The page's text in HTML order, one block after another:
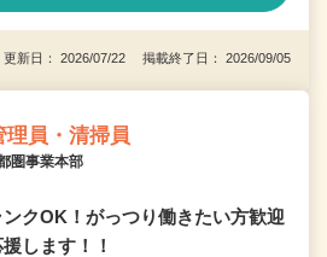
更新日： 2026/07/22 掲載終了日： 2026/09/05
理員・清掃員
圏事業本部
クOK！がっつり働きたい方歓迎
します！！